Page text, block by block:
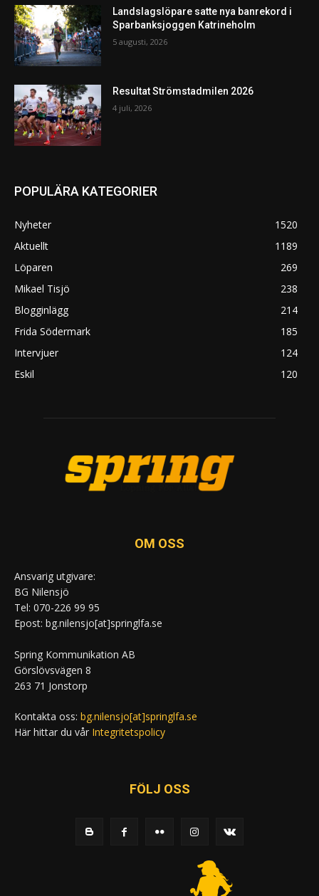
Landslagslöpare satte nya banrekord i
Sparbanksjoggen Katrineholm
5 augusti, 2026
Resultat Strömstadmilen 2026
4 juli, 2026
POPULÄRA KATEGORIER
Nyheter
1520
Aktuellt
1189
Löparen
269
Mikael Tisjö
238
Blogginlägg
214
Frida Södermark
185
Intervjuer
124
Eskil
120
OM OSS
Ansvarig utgivare:
BG Nilensjö
Tel: 070-226 99 95
Epost: bg.nilensjo[at]springlfa.se
Spring Kommunikation AB
Görslövsvägen 8
263 71 Jonstorp
Kontakta oss: bg.nilensjo[at]springlfa.se
Här hittar du vår Integritetspolicy
FÖLJ OSS